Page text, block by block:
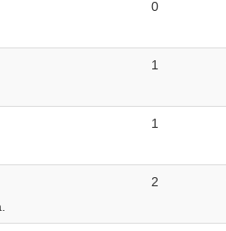
0
1
1
2